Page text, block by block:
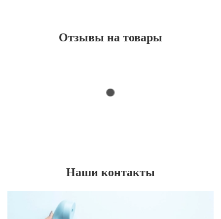
Отзывы на товары
Наши контакты